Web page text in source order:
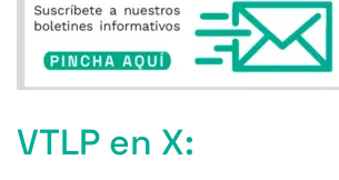
VTLP en X: